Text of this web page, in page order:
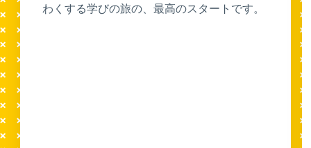
わくする学びの旅の、最高のスタートです。